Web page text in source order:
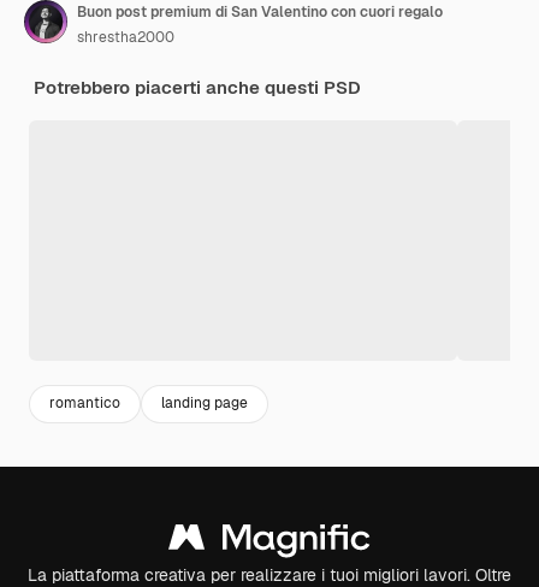
Buon post premium di San Valentino con cuori regalo
shrestha2000
Potrebbero piacerti anche questi PSD
romantico landing page
La piattaforma creativa per realizzare i tuoi migliori lavori. Oltre